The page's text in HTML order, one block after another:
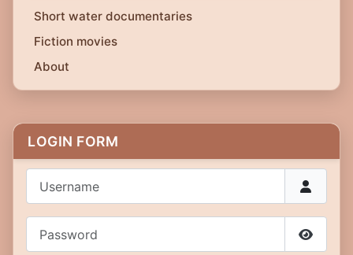
Short water documentaries
Fiction movies
About
LOGIN FORM